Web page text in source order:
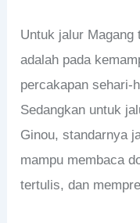
Untuk jalur
adalah pada
percakapan sehari-
Sedangkan untuk
Ginou, standarnya
mampu membaca
tertulis, dan